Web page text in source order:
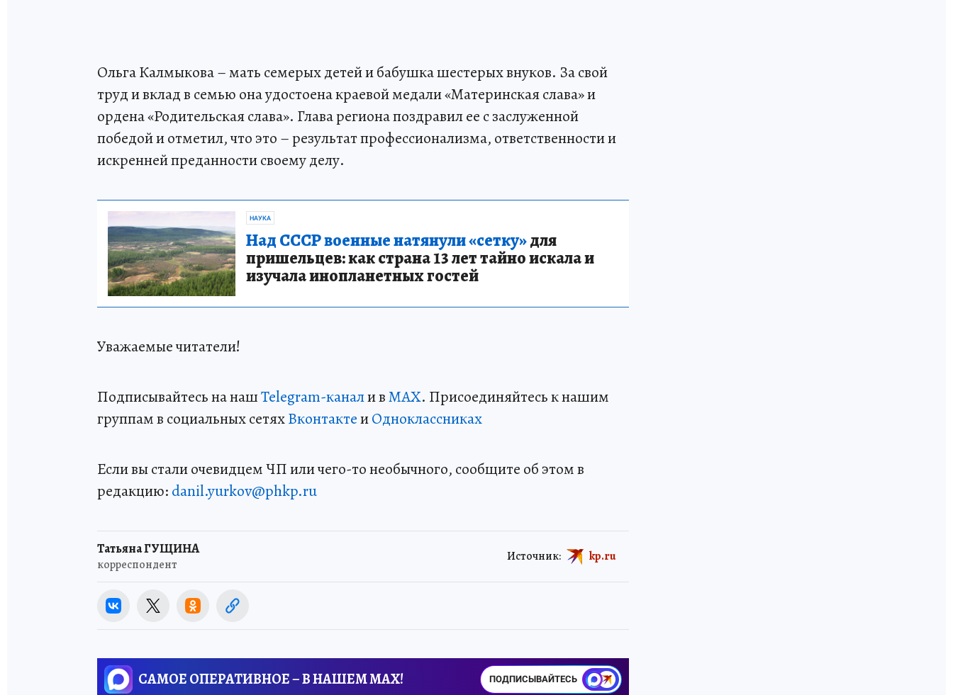
Ольга Калмыкова – мать семерых детей и бабушка шестерых внуков. За свой
труд и вклад в семью она удостоена краевой медали «Материнская слава» и
ордена «Родительская слава». Глава региона поздравил ее с заслуженной
победой и отметил, что это – результат профессионализма, ответственности и
искренней преданности своему делу.
НАУКА
Над СССР военные натянули «сетку»для
пришельцев: как страна 13 лет тайно искала и
изучала инопланетных гостей
Уважаемые читатели!
Подписывайтесь на нашTelegram-канали вMAX. Присоединяйтесь к нашим
группам в социальных сетяхВконтактеиОдноклассниках
Если вы стали очевидцем ЧП или чего-то необычного, сообщите об этом в
редакцию: danil.yurkov@phkp.ru
Татьяна ГУЩИНА
корреспондент
Источник: kp.ru
САМОЕ ОПЕРАТИВНОЕ – В НАШЕМ MAX! ПОДПИСЫВАЙТЕСЬ